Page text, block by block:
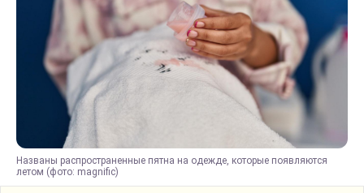
Названы распространенные пятна на одежде, которые появляются
летом (фото: magnific)